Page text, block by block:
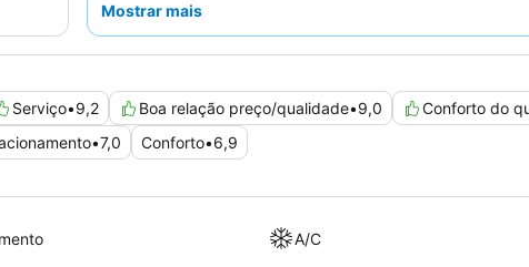
elogiado pela sua calorosa receção e eficiência,
para a pista ou para o Rochedo.
Mostrar mais
Serviço•9,2 Boa relação preço/qualidade•9,0 Conforto do
•7,0 Conforto•6,9
A/C